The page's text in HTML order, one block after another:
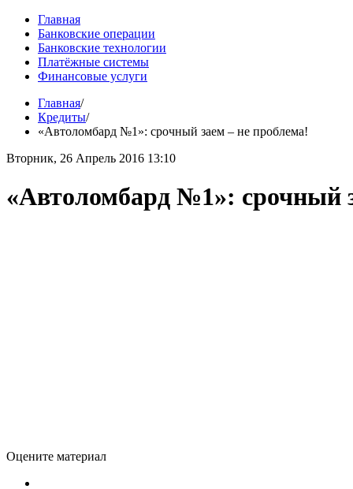
Главная
Банковские операции
Банковские технологии
Платёжные системы
Финансовые услуги
Главная/
Кредиты/
«Автоломбард №1»: срочный заем – не проблема!
Вторник, 26 Апрель 2016 13:10
«Автоломбард №1»: срочный
Оцените материал